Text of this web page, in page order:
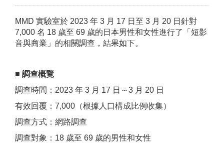
MMD 實驗室於 2023 年 3 月 17 日至 3 月 20 日針對
7,000 名 18 歲至 69 歲的日本男性和女性進行了「短影
音與商業」的相關調查，結果如下。
■ 調查概覽
調查時間：2023 年 3 月 17 日～3 月 20 日
有效回覆：7,000（根據人口構成比例收集）
調查方式：網路調查
調查對象：18 歲至 69 歲的男性和女性